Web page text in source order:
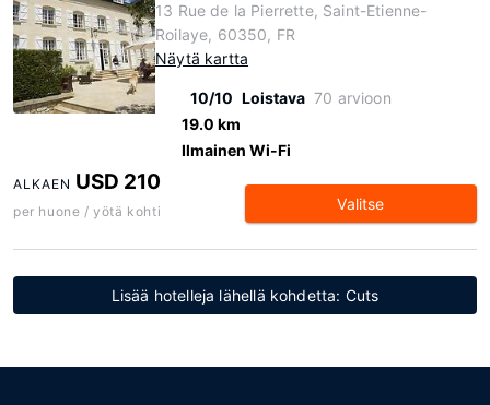
13 Rue de la Pierrette, Saint-Etienne-
Roilaye, 60350, FR
Näytä kartta
10/10 Loistava 70 arvioon
19.0 km
Ilmainen Wi-Fi
ALKAEN USD 210
per huone / yötä kohti Valitse
Lisää hotelleja lähellä kohdetta: Cuts